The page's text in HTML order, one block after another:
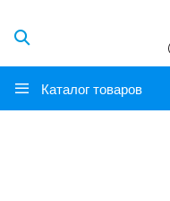
Каталог товаров